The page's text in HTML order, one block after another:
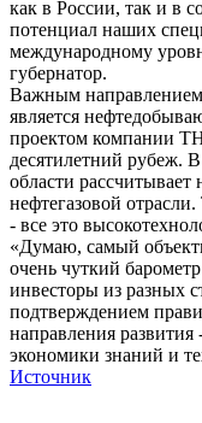
как в России, так и в
потенциал наших
международному
губернатор.
Важным направлением
является
проектом компании
десятилетний рубеж.
области
нефтегазовой
- все это
«Думаю, самый
очень чуткий
инвесторы из разных
подтверждением
направления
экономики знаний и
Источник